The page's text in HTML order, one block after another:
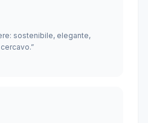
sostenibile, elegante,